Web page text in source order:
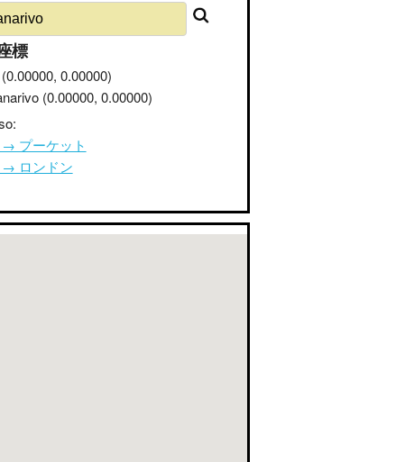
標
(0.00000, 0.00000)
(0.00000, 0.00000)
プーケット
→ ロンドン